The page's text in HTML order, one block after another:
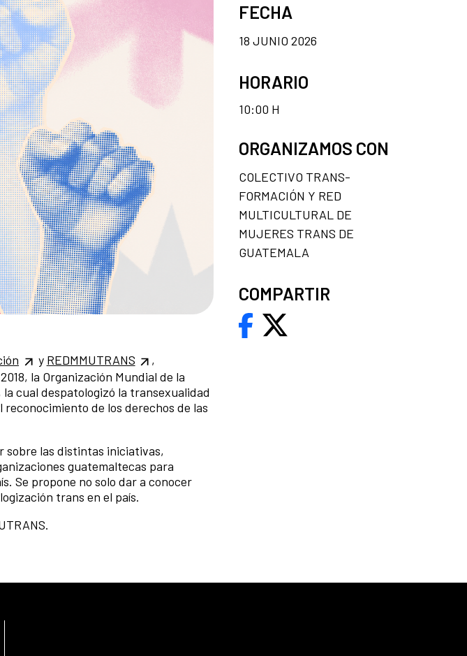
y REDMMUTRANS
,
la Organización Mundial de la
cual despatologizó la transexualidad
de los derechos de las
sobre las distintas iniciativas,
guatemaltecas para
Se propone no solo dar a conocer
trans en el país.
FECHA
18 JUNIO 2026
HORARIO
10:00 H
ORGANIZAMOS CON
COLECTIVO TRANS-
FORMACIÓN Y RED
MULTICULTURAL DE
MUJERES TRANS DE
GUATEMALA
COMPARTIR